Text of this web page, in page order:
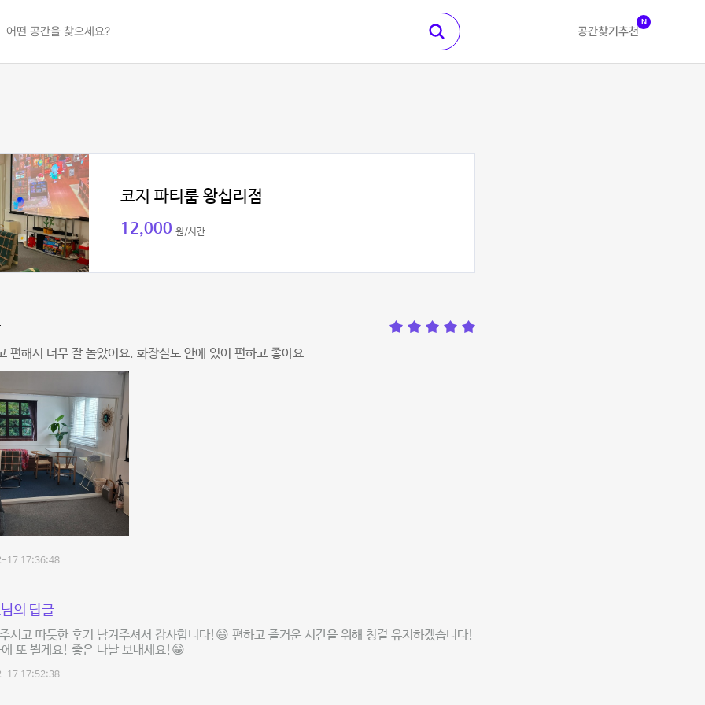
공간찾기 추천
N
코지 파티룸 왕십리점
12,000 원/시간
편해서 너무 잘 놀았어요. 화장실도 안에 있어 편하고 좋아요
17 17:36:48
의 답글
시고 따듯한 후기 남겨주셔서 감사합니다!😄 편하고 즐거운 시간을 위해 청결 유지하겠습니다!
또 뵐게요! 좋은 나날 보내세요!😁
17 17:52:38